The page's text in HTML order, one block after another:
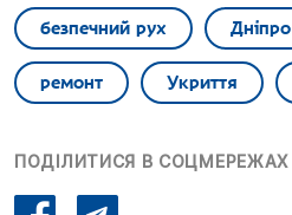
безпечний рух Дніпро
ремонт Укриття
ПОДІЛИТИСЯ В СОЦМЕРЕЖАХ